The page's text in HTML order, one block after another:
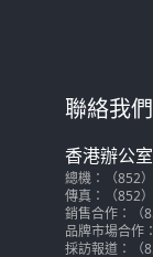
聯絡我們
香港辦公室
總機：（852
傳真：（852
銷售合作：（
品牌市場合作
採訪報道：（